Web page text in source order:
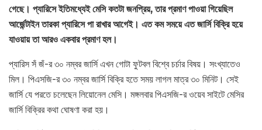
গেছে। প্যারিসে ইতিমধ্যেই মেসি কতটা জনপ্রিয়, তার প্রমাণ পাওয়া গিয়েছিল
আর্জেন্টাইন তারকা প্যারিসে পা রাখার আগেই। এত কম সময়ে এত জার্সি বিক্রি হয়ে
যাওয়ায় তা আরও একবার প্রমাণ হল।
প্যারিস সঁ জঁ-র ৩০ নম্বর জার্সি এখন গোটা ফুটবল বিশ্বে চর্চার বিষয়। সংখ্যাতেও
মিল। পিএসজি-র ৩০ নম্বর জার্সি বিক্রি হতে সময় লাগল মাত্র ৩০ মিনিট। সেই
জার্সি যে পরতে চলেছেন লিয়োনেল মেসি। মঙ্গলবার পিএসজি-র ওয়েব সাইটে মেসির
জার্সি বিক্রির কথা ঘোষণা করা হয়।